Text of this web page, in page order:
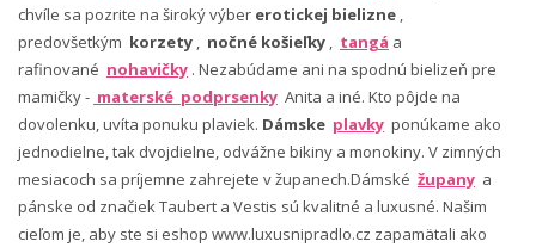
chvíle sa pozrite na široký výber erotickej bielizne ,
predovšetkým korzety , nočné košieľky , tangá a
rafinované nohavičky . Nezabúdame ani na spodnú bielizeň pre
mamičky - materské podprsenky Anita a iné. Kto pôjde na
dovolenku, uvíta ponuku plaviek. Dámske plavky ponúkame ako
jednodielne, tak dvojdielne, odvážne bikiny a monokiny. V zimných
mesiacoch sa príjemne zahrejete v županech.Dámské župany a
pánske od značiek Taubert a Vestis sú kvalitné a luxusné. Našim
cieľom je, aby ste si eshop www.luxusnipradlo.cz zapamätali ako